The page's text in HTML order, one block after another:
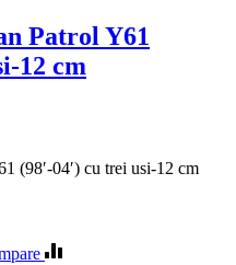
Patrol Y61
12 cm
(98′-04′) cu trei usi-12 cm